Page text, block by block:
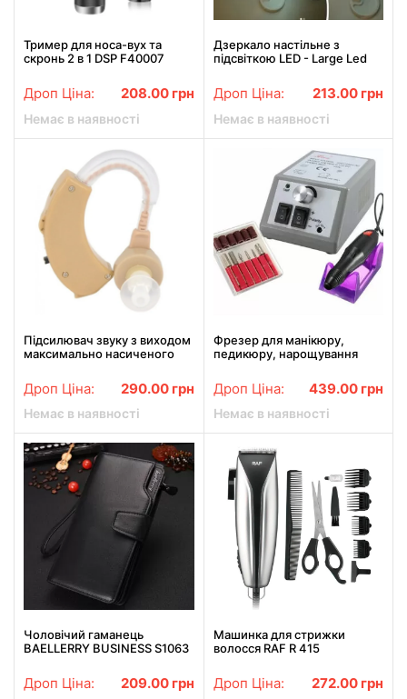
Тример для носа-вух та
скронь 2 в 1 DSP F40007
Дроп Ціна: 208.00 грн
Немає в наявності
Дзеркало настільне з
підсвіткою LED - Large Led
Дроп Ціна: 213.00 грн
Немає в наявності
Підсилювач звуку з виходом
максимально насиченого
Дроп Ціна: 290.00 грн
Немає в наявності
Фрезер для манікюру,
педикюру, нарощування
Дроп Ціна: 439.00 грн
Немає в наявності
Чоловічий гаманець
BAELLERRY BUSINESS S1063
Дроп Ціна: 209.00 грн
Машинка для стрижки
волосся RAF R 415
3 до 12 мм
Дроп Ціна: 272.00 грн